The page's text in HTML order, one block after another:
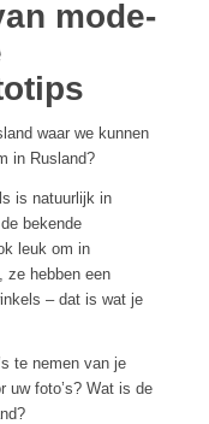
mode-
waar we kunnen
in Rusland?
is natuurlijk in
bekende
leuk om in
ze hebben een
– dat is wat je
te nemen van je
uw foto’s? Wat is de